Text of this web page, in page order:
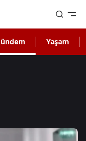
Yaşam